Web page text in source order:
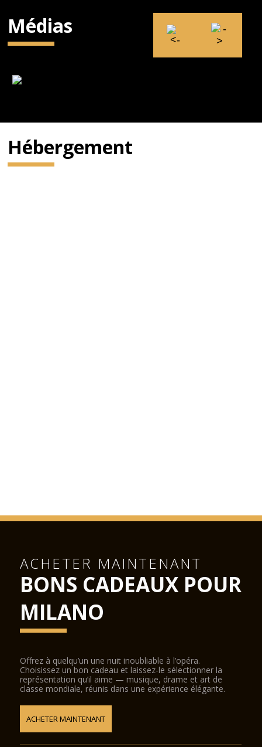
Médias
Hébergement
ACHETER MAINTENANT
BONS CADEAUX POUR
MILANO
Offrez à quelqu’un une nuit inoubliable à l’opéra.
Choisissez un bon cadeau et laissez-le sélectionner la
représentation qu’il aime — musique, drame et art de
classe mondiale, réunis dans une expérience élégante.
ACHETER MAINTENANT